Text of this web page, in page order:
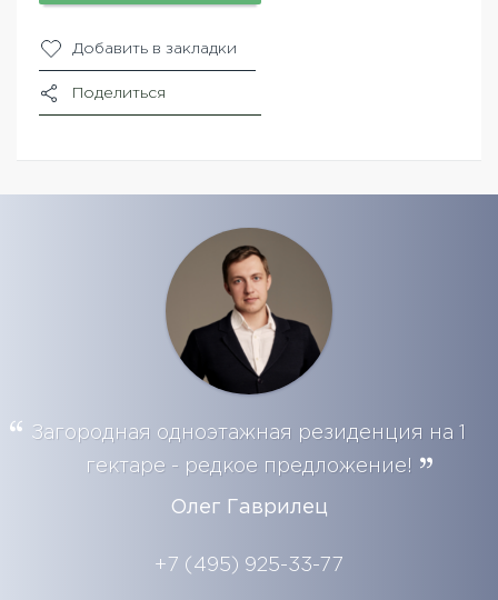
Добавить в закладки
Поделиться
Загородная одноэтажная резиденция на 1
гектаре - редкое предложение!
Олег Гаврилец
+7 (495) 925-33-77